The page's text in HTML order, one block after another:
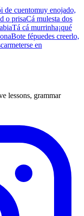
de cuentomuy enojado,
o prisaCá mulesta dos
Tá cá murrinha¡qué
Bote fépuedes creerlo,
meterse en
lessons, grammar